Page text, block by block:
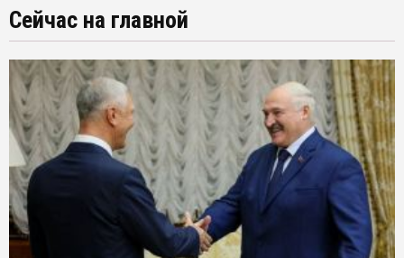
Сейчас на главной